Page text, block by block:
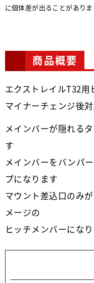
に個体差が出ることがありま
商品概要
エクストレイルT32用
マイナーチェンジ後
メインバーが隠れる
す
メインバーをバンパ
プになります
マウント差込口のみ
メージの
ヒッチメンバーにな